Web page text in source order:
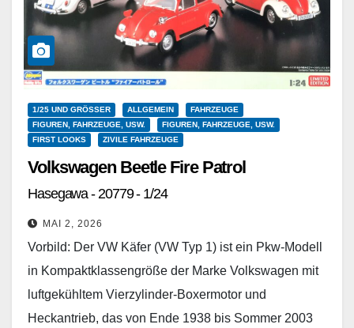
1/25 UND GRÖSSER ALLGEMEIN
FAHRZEUGE
FIGUREN, FAHRZEUGE, USW.
FIGUREN, FAHRZEUGE, USW.
FIRST LOOKS
ZIVILE FAHRZEUGE
Volkswagen Beetle Fire Patrol
Hasegawa - 20779 - 1/24
MAI 2, 2026
Vorbild: Der VW Käfer (VW Typ 1) ist ein Pkw-Modell
in Kompaktklassengröße der Marke Volkswagen mit
luftgekühltem Vierzylinder-Boxermotor und
Heckantrieb, das von Ende 1938 bis Sommer 2003